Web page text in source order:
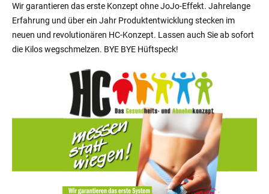
Wir garantieren das erste Konzept ohne JoJo-Effekt. Jahrelange
Erfahrung und über ein Jahr Produktentwicklung stecken im
neuen und revolutionären HC-Konzept. Lassen auch Sie ab sofort
die Kilos wegschmelzen. BYE BYE Hüftspeck!